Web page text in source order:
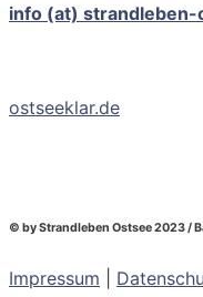
info (at) strandleben-
ostseeklar.de
© by Strandleben Ostsee 2023 /
Impressum